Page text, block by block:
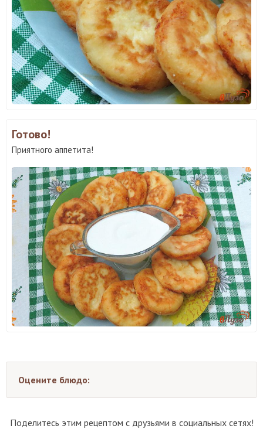
Готово!
Приятного аппетита!
Оцените блюдо:
Поделитесь этим рецептом с друзьями в социальных сетях!